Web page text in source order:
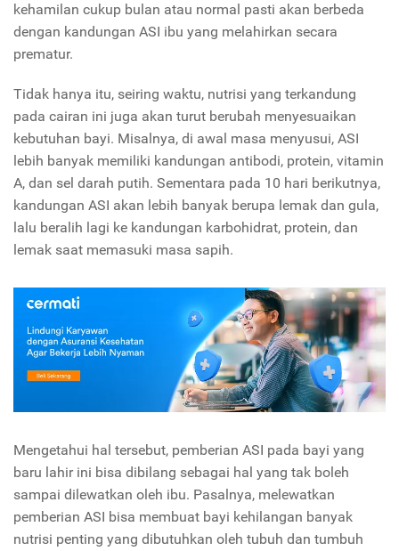
kehamilan cukup bulan atau normal pasti akan berbeda
dengan kandungan ASI ibu yang melahirkan secara
prematur.
Tidak hanya itu, seiring waktu, nutrisi yang terkandung
pada cairan ini juga akan turut berubah menyesuaikan
kebutuhan bayi. Misalnya, di awal masa menyusui, ASI
lebih banyak memiliki kandungan antibodi, protein, vitamin
A, dan sel darah putih. Sementara pada 10 hari berikutnya,
kandungan ASI akan lebih banyak berupa lemak dan gula,
lalu beralih lagi ke kandungan karbohidrat, protein, dan
lemak saat memasuki masa sapih.
Mengetahui hal tersebut, pemberian ASI pada bayi yang
baru lahir ini bisa dibilang sebagai hal yang tak boleh
sampai dilewatkan oleh ibu. Pasalnya, melewatkan
pemberian ASI bisa membuat bayi kehilangan banyak
nutrisi penting yang dibutuhkan oleh tubuh dan tumbuh